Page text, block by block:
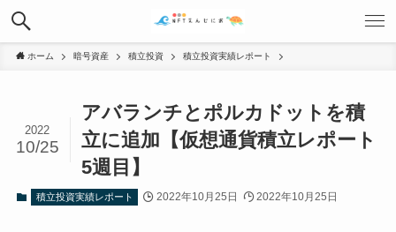
ホーム 暗号資産 積立投資 積立投資実績レポート
アバランチとポルカドットを積
立に追加【仮想通貨積立レポート
5週目】
2022
10/25
積立投資実績レポート 2022年10月25日 2022年10月25日